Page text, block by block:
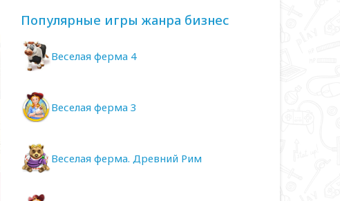
Популярные игры жанра бизнес
Веселая ферма 4
Веселая ферма 3
Веселая ферма. Древний Рим